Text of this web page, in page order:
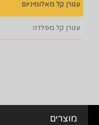
עגורן קל מאלומיניום
עגורן קל מפלדה
מוצרים